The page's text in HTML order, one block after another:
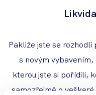
Pakliže jste se rozhodli
s novým
kterou jste si pořídili,
samozřejmě o